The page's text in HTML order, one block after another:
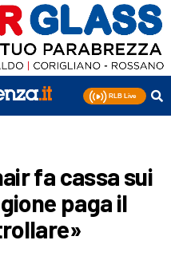
fa cassa sui
paga il